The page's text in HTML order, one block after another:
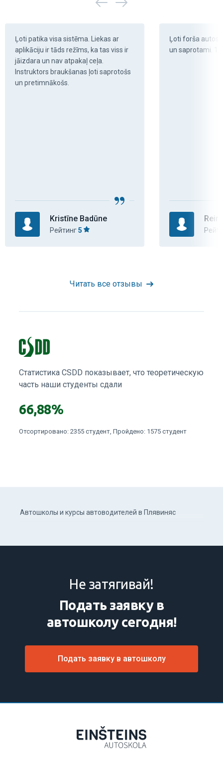
Читать все отзывы
Статистика CSDD показывает, что теоретическую
часть наши студенты сдали
66,88%
Отсортировано: 2355 студент, Пройдено: 1575 студент
Ļoti patika visa sistēma. Liekas ar
aplikāciju ir tāds režīms, ka tas viss ir
jāizdara un nav atpakaļ ceļa.
Instruktors braukšanas ļoti saprotošs
un pretimnākošs.
Kristīne Badūne
Рейтинг5
Ļoti forša
un saprotami.
Автошколы и курсы автоводителей в Плявиняс
Не затягивай!
Подать заявку в
автошколу сегодня!
Подать заявку в автошколу